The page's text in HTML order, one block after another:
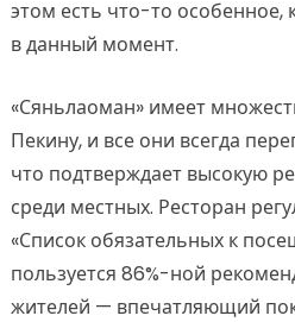
этом есть что-то особенное,
в данный момент.
«Сяньлаоман» имеет
Пекину, и все они всегда
что подтверждает высокую
среди местных. Ресторан
«Список обязательных к
пользуется 86%-ной
жителей — впечатляющий